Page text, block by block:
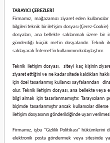
TARAYICI ÇEREZLERİ
Firmamız, mağazamızı ziyaret eden
bilgileri teknik bir iletişim dosyası (Çerez-
dosyaları, ana bellekte saklanmak üzere bir
gönderdiği küçük metin dosyalarıdır. Teknik
saklayarak İnternet'in kullanımını kolaylaştırır.
Teknik iletişim dosyası, siteyi kaç kişinin
ziyaret ettiğini ve ne kadar sitede kaldıkları
için özel tasarlanmış kullanıcı sayfalarından
olur. Teknik iletişim dosyası, ana bellekte veya
bilgi almak için tasarlanmamıştır.
biçimde tasarlanmıştır ancak kullanıcılar
iletişim dosyasının gönderildiğinde uyarı
Firmamız, işbu "Gizlilik Politikası" hükümlerini
elektronik posta göndermek veya sitesinde